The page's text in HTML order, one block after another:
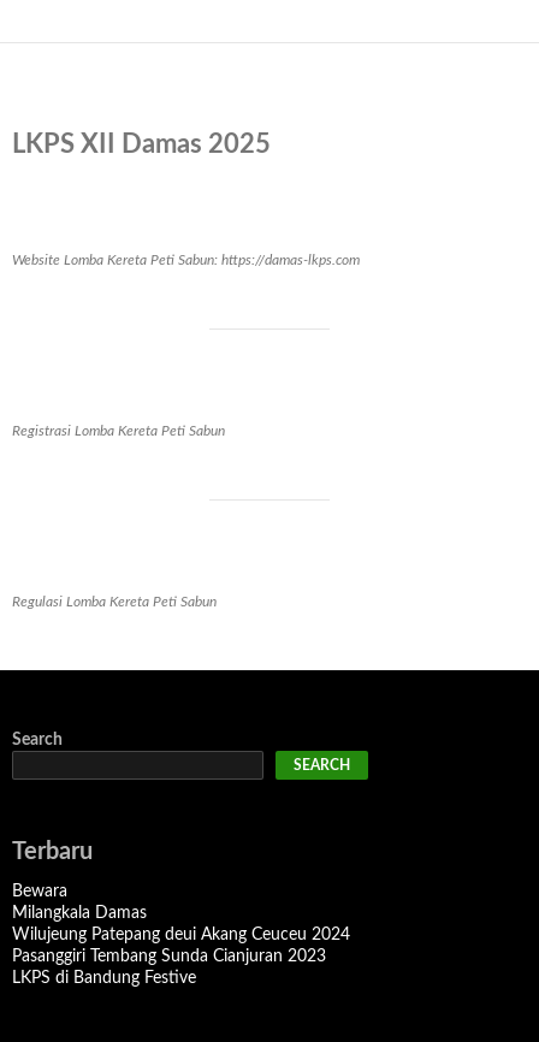
LKPS XII Damas 2025
Website Lomba Kereta Peti Sabun: https://damas-lkps.com
Registrasi Lomba Kereta Peti Sabun
Regulasi Lomba Kereta Peti Sabun
Search
SEARCH
Terbaru
Bewara
Milangkala Damas
Wilujeung Patepang deui Akang Ceuceu 2024
Pasanggiri Tembang Sunda Cianjuran 2023
LKPS di Bandung Festive